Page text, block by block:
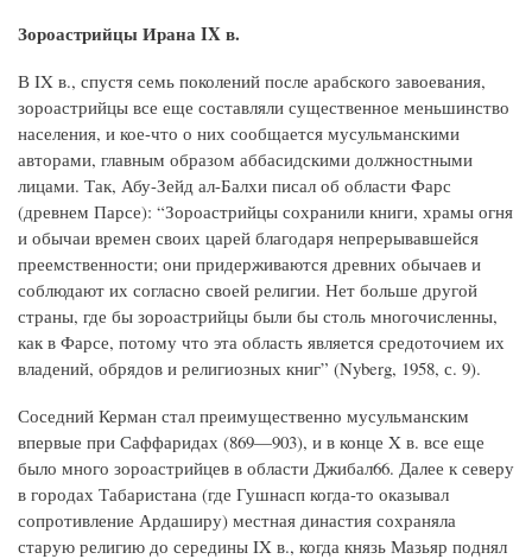
Зороастрийцы Ирана IX в.
В IX в., спустя семь поколений после арабского завоевания,
зороастрийцы все еще составляли существенное меньшинство
населения, и кое-что о них сообщается мусульманскими
авторами, главным образом аббасидскими должностными
лицами. Так, Абу-Зейд ал-Балхи писал об области Фарс
(древнем Парсе): “Зороастрийцы сохранили книги, храмы огня
и обычаи времен своих царей благодаря непрерывавшейся
преемственности; они придерживаются древних обычаев и
соблюдают их согласно своей религии. Нет больше другой
страны, где бы зороастрийцы были бы столь многочисленны,
как в Фарсе, потому что эта область является средоточием их
владений, обрядов и религиозных книг” (Nyberg, 1958, с. 9).
Соседний Керман стал преимущественно мусульманским
впервые при Саффаридах (869—903), и в конце X в. все еще
было много зороастрийцев в области Джибал66. Далее к северу
в городах Табаристана (где Гушнасп когда-то оказывал
сопротивление Ардаширу) местная династия сохраняла
старую религию до середины IX в., когда князь Мазьяр поднял